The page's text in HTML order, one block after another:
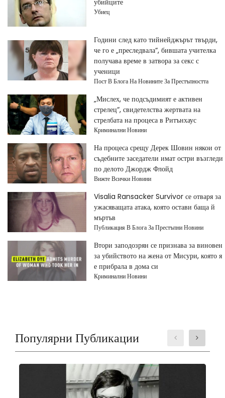
убийците
Убиец
Години след като тийнейджърът твърди,
че го е „преследвала“, бившата учителка
получава време в затвора за секс с
ученици
Пост В Блога На Новините За Престъпността
„Мислех, че подсъдимият е активен
стрелец“, свидетелства жертвата на
стрелбата на процеса в Ритънхаус
Криминални Новини
На процеса срещу Дерек Шовин някои от
съдебните заседатели имат остри възгледи
по делото Джордж Флойд
Вижте Всички Новини
Visalia Ransacker Survivor се отваря за
ужасяващата атака, която остави баща й
мъртъв
Публикация В Блога За Престъпни Новини
Втори заподозрян се признава за виновен
за убийството на жена от Мисури, която я
е прибрала в дома си
Криминални Новини
Популярни Публикации